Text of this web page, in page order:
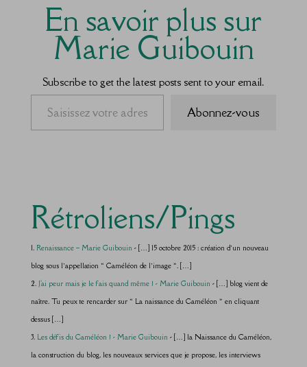
En savoir plus sur
Marie Guibouin
Subscribe to get the latest posts sent to your email.
Saisissez votre adresse e-mail…
Abonnez-vous
Rétroliens/Pings
Renaissance – Marie Guibouin - […] 15 octobre 2015 : création d’un nouveau
blog sous l’appellation « Caméléon de l’image ». […]
J'ai peur mais je le fais quand même ! - Marie Guibouin - […] blog vient de
naître. Tu peux te rencarder sur « La naissance du Caméléon » en cliquant
dessus […]
Les défis du Caméléon ! - Marie Guibouin - […] la Naissance du Caméléon,
la construction du blog, les nouveaux services que je propose, les interviews